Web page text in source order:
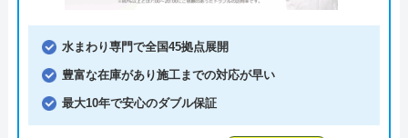
水まわり専門で全国45拠点展開
豊富な在庫があり施工までの対応が早い
最大10年で安心のダブル保証